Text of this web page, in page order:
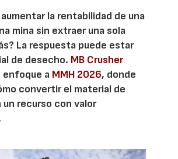
la rentabilidad de una
mina sin extraer una sola
La respuesta puede estar
de desecho. MB Crusher
enfoque a MMH 2026, donde
convertir el material de
un recurso con valor